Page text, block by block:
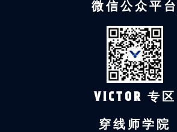
微信公众平台
VICTOR 专区
穿线师学院